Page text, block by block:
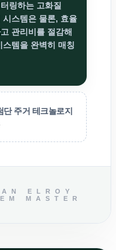
링하는 고화질
스템은 물론, 효율
관리비를 절감해
템을 완벽히 매칭
주거 테크놀로지
ELROY
MASTER